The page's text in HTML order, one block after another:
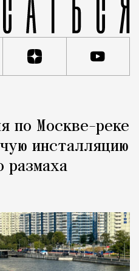
по Москве-реке
инсталляцию
размаха